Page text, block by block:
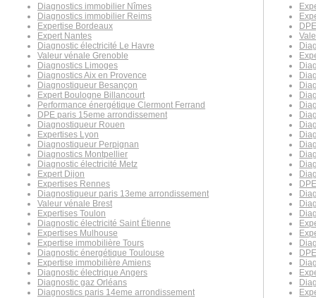
Diagnostics immobilier Nîmes
Diagnostics immobilier Reims
Expertise Bordeaux
Expert Nantes
Diagnostic électricité Le Havre
Valeur vénale Grenoble
Diagnostics Limoges
Diagnostics Aix en Provence
Diagnostiqueur Besançon
Expert Boulogne Billancourt
Performance énergétique Clermont Ferrand
DPE paris 15eme arrondissement
Diagnostiqueur Rouen
Expertises Lyon
Diagnostiqueur Perpignan
Diagnostics Montpellier
Diagnostic électricité Metz
Expert Dijon
Expertises Rennes
Diagnostiqueur paris 13eme arrondissement
Valeur vénale Brest
Expertises Toulon
Diagnostic électricité Saint Étienne
Expertises Mulhouse
Expertise immobilière Tours
Diagnostic énergétique Toulouse
Expertise immobilière Amiens
Diagnostic électrique Angers
Diagnostic gaz Orléans
Diagnostics paris 14eme arrondissement